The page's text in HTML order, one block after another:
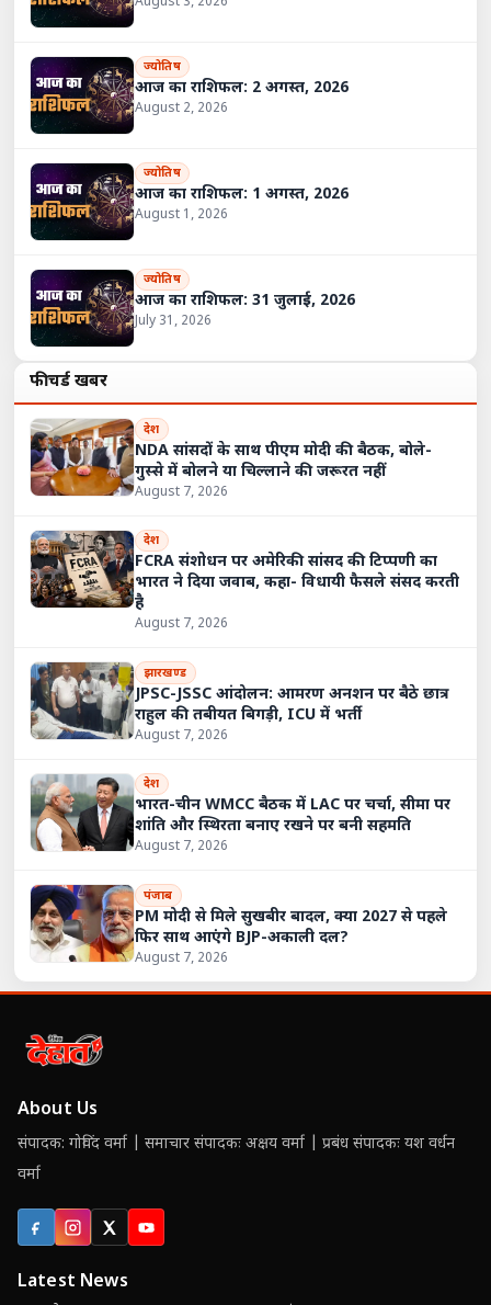
ज्योतिष
आज का राशिफल: 2 अगस्त, 2026
August 2, 2026
ज्योतिष
आज का राशिफल: 1 अगस्त, 2026
August 1, 2026
ज्योतिष
आज का राशिफल: 31 जुलाई, 2026
July 31, 2026
फीचर्ड खबरें
देश
NDA सांसदों के साथ पीएम मोदी की बैठक, बोले-
गुस्से में बोलने या चिल्लाने की जरूरत नहीं
August 7, 2026
देश
FCRA संशोधन पर अमेरिकी सांसद की टिप्पणी का
भारत ने दिया जवाब, कहा- विधायी फैसले संसद करती
है
August 7, 2026
झारखण्ड
JPSC-JSSC आंदोलन: आमरण अनशन पर बैठे छात्र
राहुल की तबीयत बिगड़ी, ICU में भर्ती
August 7, 2026
देश
भारत-चीन WMCC बैठक में LAC पर चर्चा, सीमा पर
शांति और स्थिरता बनाए रखने पर बनी सहमति
August 7, 2026
पंजाब
PM मोदी से मिले सुखबीर बादल, क्या 2027 से पहले
फिर साथ आएंगे BJP-अकाली दल?
August 7, 2026
About Us
संपादक: गोविंद वर्मा | समाचार संपादकः अक्षय वर्मा | प्रबंध संपादकः यश वर्धन
वर्मा
FacebookInstagram
X (Twitter)
YouTube
Latest News